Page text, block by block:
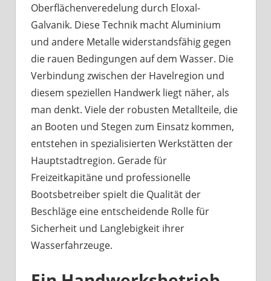
Oberflächenveredelung durch Eloxal-
Galvanik. Diese Technik macht Aluminium
und andere Metalle widerstandsfähig gegen
die rauen Bedingungen auf dem Wasser. Die
Verbindung zwischen der Havelregion und
diesem speziellen Handwerk liegt näher, als
man denkt. Viele der robusten Metallteile, die
an Booten und Stegen zum Einsatz kommen,
entstehen in spezialisierten Werkstätten der
Hauptstadtregion. Gerade für
Freizeitkapitäne und professionelle
Bootsbetreiber spielt die Qualität der
Beschläge eine entscheidende Rolle für
Sicherheit und Langlebigkeit ihrer
Wasserfahrzeuge.